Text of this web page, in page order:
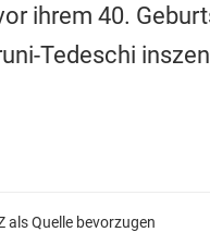
ihrem 40.
Tedeschi
als Quelle bevorzugen